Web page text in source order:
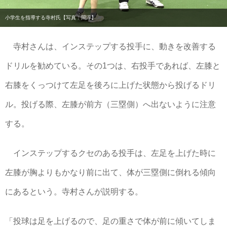
小学生を指導する寺村氏【写真：間淳】
寺村さんは、インステップする投手に、動きを改善する
ドリルを勧めている。その1つは、右投手であれば、左膝と
右膝をくっつけて左足を後ろに上げた状態から投げるドリ
ル。投げる際、左膝が前方（三塁側）へ出ないように注意
する。
インステップするクセのある投手は、左足を上げた時に
左膝が胸よりもかなり前に出て、体が三塁側に倒れる傾向
にあるという。寺村さんが説明する。
「投球は足を上げるので、足の重さで体が前に傾いてしま